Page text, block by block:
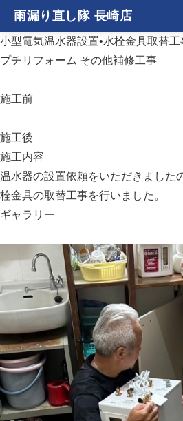
雨漏り直し隊 長崎店
小型電気温水器設置•水栓金具取替工
プチリフォーム その他補修工事
施工前
施工後
施工内容
温水器の設置依頼をいただきました
栓金具の取替工事を行いました。
ギャラリー